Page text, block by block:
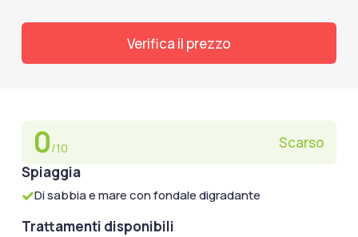
Verifica il prezzo
0/10
Scarso
Spiaggia
Di sabbia e mare con fondale digradante
Trattamenti disponibili